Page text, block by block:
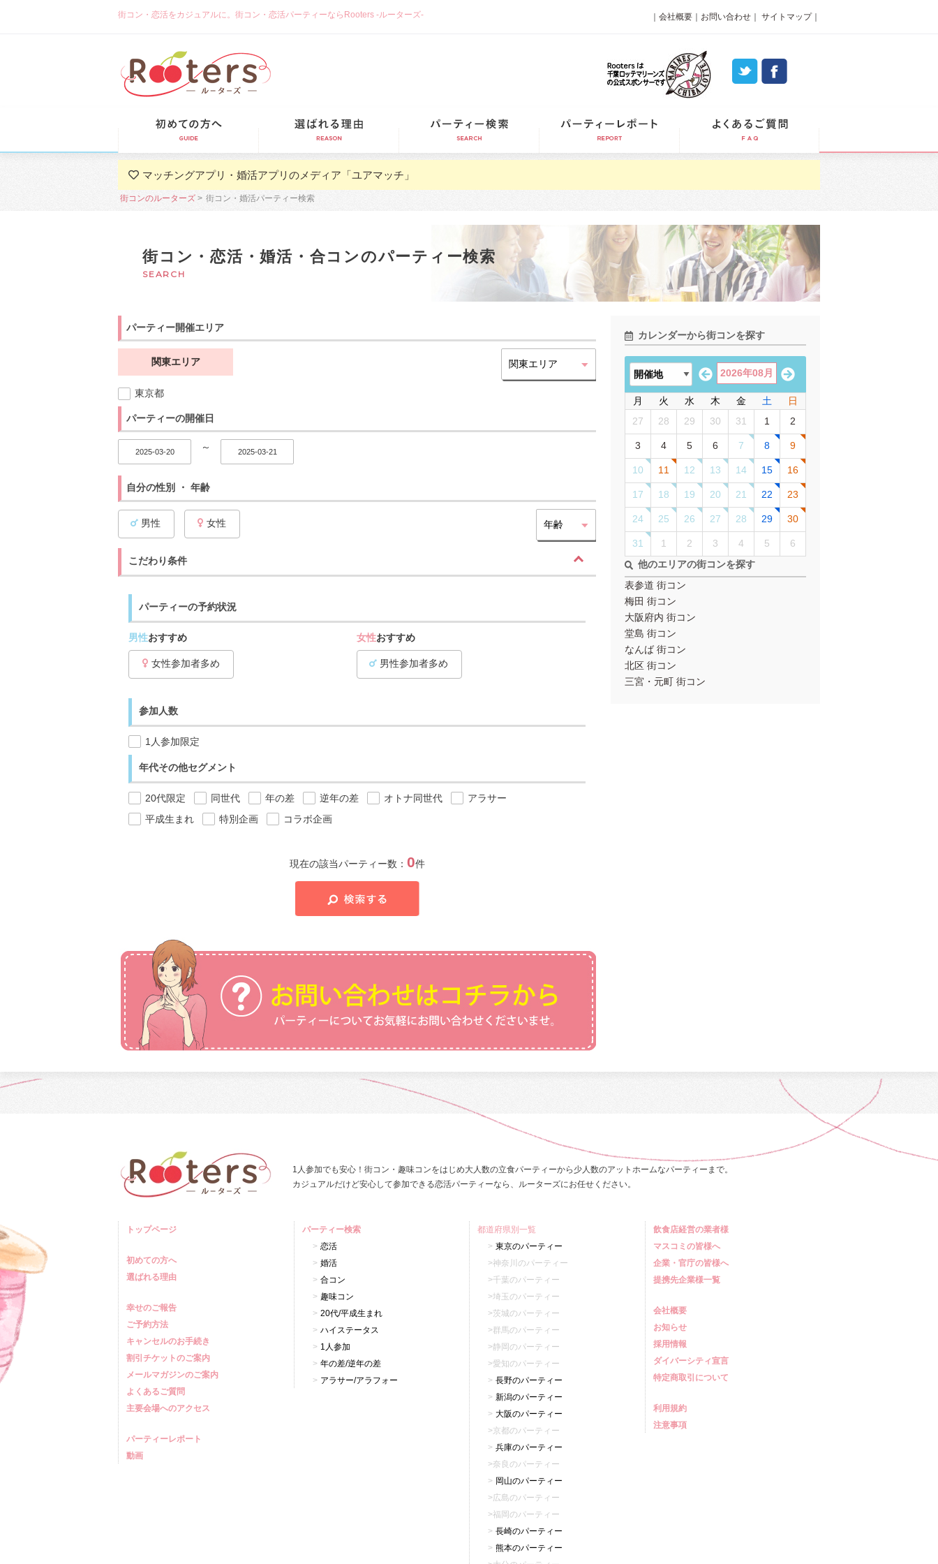
街コン・恋活をカジュアルに。街コン・恋活パーティーならRooters -ルーターズ- 会社概要 お問い合わせ サイトマップ｜
マッチングアプリ・婚活アプリのメディア「ユアマッチ」
街コンのルーターズ 街コン・婚活パーティー検索
街コン・恋活・婚活・合コンのパーティー検索
SEARCH
パーティー開催エリア
関東エリア
東京都
パーティーの開催日
～
自分の性別 ・ 年齢
男性 女性
こだわり条件
パーティーの予約状況
男性おすすめ
女性参加者多め
女性おすすめ
男性参加者多め
参加人数
1人参加限定
年代その他セグメント
20代限定 同世代 年の差 逆年の差 オトナ同世代
アラサー
平成生まれ
特別企画 コラボ企画
現在の該当パーティー数： 0件
カレンダーから街コンを探す
2026年08月
月 火 水 木 金 土
日
27
28 29 30 31 1 2
3 4 5 6 7 8 9
10 11 12 13 14 15 16
17 18 19 20 21 22 23
24 25 26 27 28 29 30
31 1 2 3 4 5
6
他のエリアの街コンを探す
表参道 街コン
梅田 街コン
大阪府内 街コン
堂島 街コン
なんば 街コン
北区 街コン
三宮・元町 街コン
1人参加でも安心！街コン・趣味コンをはじめ大人数の立食パーティーから少人数のアットホームなパーティーまで。
カジュアルだけど安心して参加できる恋活パーティーなら、ルーターズにお任せください。
トップページ
初めての方へ
選ばれる理由
幸せのご報告
ご予約方法
キャンセルのお手続き
割引チケットのご案内
メールマガジンのご案内
よくあるご質問
主要会場へのアクセス
パーティーレポート
動画
パーティー検索
恋活
婚活
合コン
趣味コン
20代/平成生まれ
ハイステータス
1人参加
年の差/逆年の差
アラサー/アラフォー
都道府県別一覧
東京のパーティー
神奈川のパーティー
千葉のパーティー
埼玉のパーティー
茨城のパーティー
群馬のパーティー
静岡のパーティー
愛知のパーティー
長野のパーティー
新潟のパーティー
大阪のパーティー
京都のパーティー
兵庫のパーティー
奈良のパーティー
岡山のパーティー
広島のパーティー
福岡のパーティー
長崎のパーティー
熊本のパーティー
飲食店経営の業者様
マスコミの皆様へ
企業・官庁の皆様へ
提携先企業様一覧
会社概要
お知らせ
採用情報
ダイバーシティ宣言
特定商取引について
利用規約
注意事項